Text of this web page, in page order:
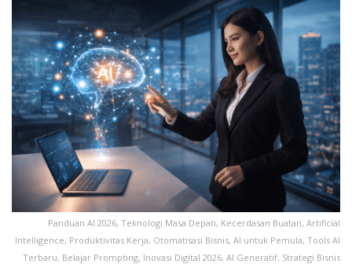
Panduan AI 2026, Teknologi Masa Depan, Kecerdasan Buatan, Artificial
Intelligence, Produktivitas Kerja, Otomatisasi Bisnis, AI untuk Pemula, Tools AI
Terbaru, Belajar Prompting, Inovasi Digital 2026, AI Generatif, Strategi Bisnis